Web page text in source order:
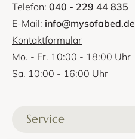
Telefon: 040 - 229 44 835
E-Mail: info@mysofabed.de
Kontaktformular
Mo. - Fr. 10:00 - 18:00 Uhr
Sa. 10:00 - 16:00 Uhr
Service